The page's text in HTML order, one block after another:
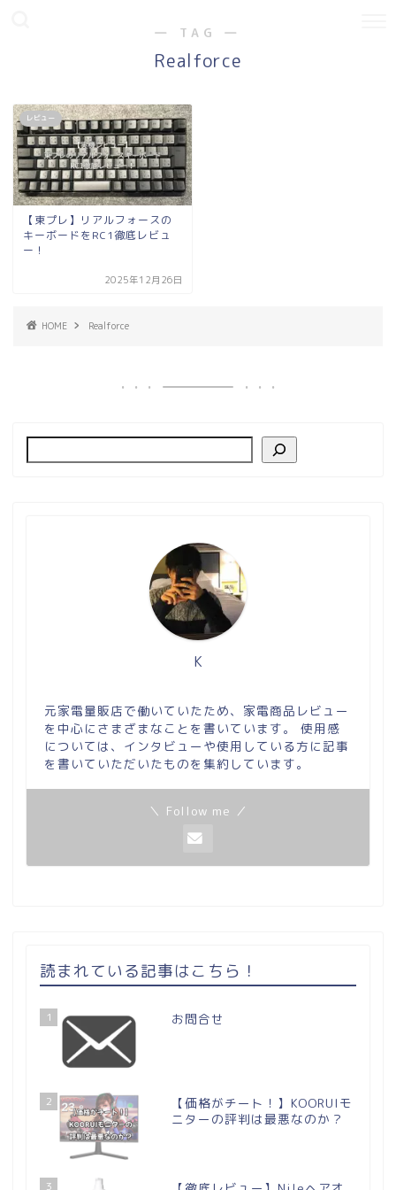
― TAG ―
Realforce
レビュー
【東プレ】リアルフォースの
キーボードをRC1徹底レビュ
ー！
2025年12月26日
HOME Realforce
K
元家電量販店で働いていたため、家電商品レビュー
を中心にさまざまなことを書いています。 使用感
については、インタビューや使用している方に記事
を書いていただいたものを集約しています。
＼ Follow me ／
読まれている記事はこちら！
1 お問合せ
2
【価格がチート！】KOORUIモ
ニターの評判は最悪なのか？
3